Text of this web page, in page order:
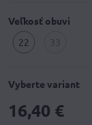
Veľkosť obuvi
22
33
je
Vyberte variant
16,40 €